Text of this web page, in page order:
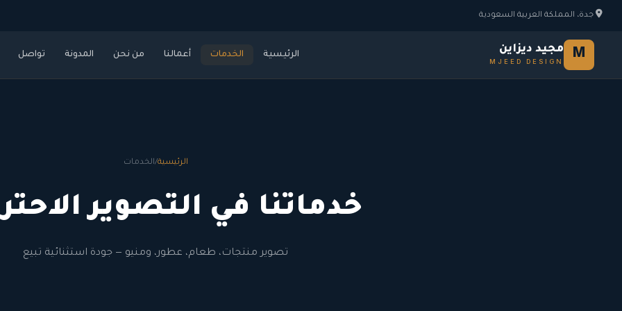
جدة، المملكة العربية السعودية
M مجيد ديزاين
MJEED DESIGN
الرئيسية الخدمات أعمالنا من نحن المدونة تواصل
الرئيسية/الخدمات
خدماتنا في التصوير
تصوير منتجات، طعام، عطور، ومنيو — جودة استثنائية تبيع